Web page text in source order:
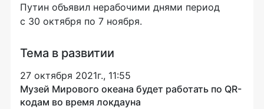
Путин объявил нерабочими днями период
с 30 октября по 7 ноября.
Тема в развитии
27 октября 2021г., 11:55
Музей Мирового океана будет работать по QR-
кодам во время локдауна